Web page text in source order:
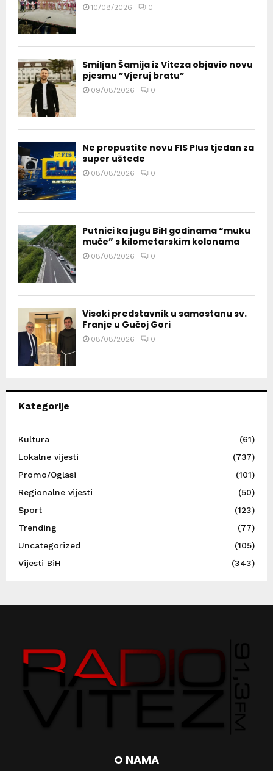
10/08/2026 0
Smiljan Šamija iz Viteza objavio novu
pjesmu ”Vjeruj bratu”
09/08/2026 0
Ne propustite novu FIS Plus tjedan za
super uštede
08/08/2026 0
Putnici ka jugu BiH godinama “muku
muče” s kilometarskim kolonama
08/08/2026 0
Visoki predstavnik u samostanu sv.
Franje u Gučoj Gori
08/08/2026 0
Kategorije
Kultura
(61)
Lokalne vijesti
(737)
Promo/Oglasi
(101)
Regionalne vijesti
(50)
Sport
(123)
Trending
(77)
Uncategorized
(105)
Vijesti BiH
(343)
O NAMA